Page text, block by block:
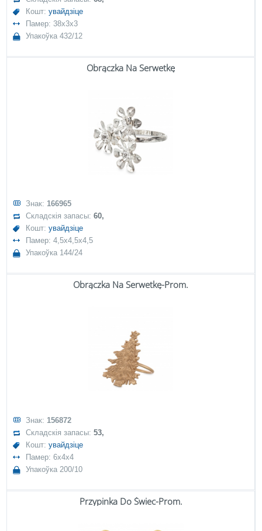
Кошт:увайдзіце
Памер: 38x3x3
Упакоўка 432/12
Obrączka Na Serwetkę
Знак: 166965
Складскія запасы:60,
Кошт:увайдзіце
Памер: 4,5x4,5x4,5
Упакоўка 144/24
Obrączka Na Serwetkę-Prom.
Знак: 156872
Складскія запасы:53,
Кошт:увайдзіце
Памер: 6x4x4
Упакоўка 200/10
Przypinka Do Świec-Prom.